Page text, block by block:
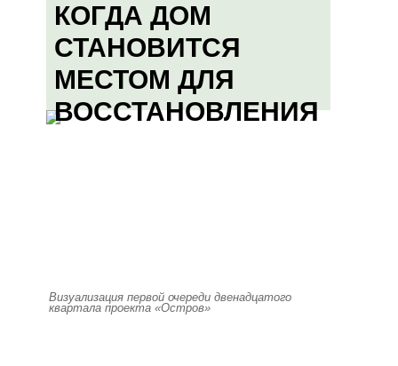
КОГДА ДОМ
СТАНОВИТСЯ
МЕСТОМ ДЛЯ
ВОССТАНОВЛЕНИЯ
Визуализация первой очереди двенадцатого
квартала проекта «Остров»